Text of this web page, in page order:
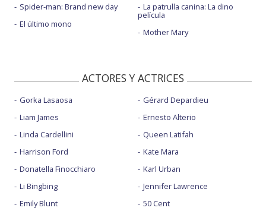
Spider-man: Brand new day
El último mono
La patrulla canina: La dino
película
Mother Mary
ACTORES Y ACTRICES
Gorka Lasaosa
Liam James
Linda Cardellini
Harrison Ford
Donatella Finocchiaro
Li Bingbing
Emily Blunt
Gérard Depardieu
Ernesto Alterio
Queen Latifah
Kate Mara
Karl Urban
Jennifer Lawrence
50 Cent